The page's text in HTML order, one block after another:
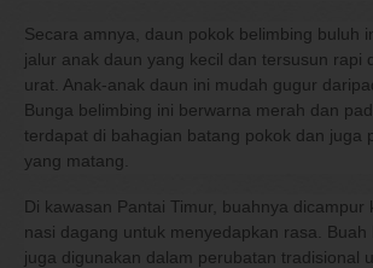
Secara amnya, daun pokok belimbing buluh
jalur anak daun yang kecil dan tersusun rapi
urat. Anak-anak daun ini mudah gugur
Bunga belimbing ini berwarna merah dan
terdapat di bahagian batang pokok dan juga
yang matang.
Di kawasan Pantai Timur, buahnya dicampur
nasi dagang untuk menyedapkan rasa. Buah
juga digunakan dalam perubatan tradisional